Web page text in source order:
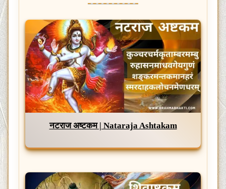
नटराज अष्टकम | Nataraja Ashtakam